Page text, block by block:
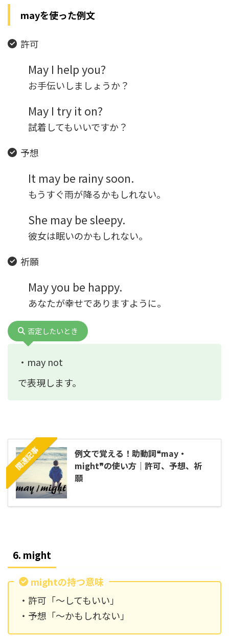
mayを使った例文
許可
May I help you?
お手伝いしましょうか？
May I try it on?
試着してもいいですか？
予想
It may be rainy soon.
もうすぐ雨が降るかもしれない。
She may be sleepy.
彼女は眠いのかもしれない。
祈願
May you be happy.
あなたが幸せでありますように。
否定したいとき
・may not
で表現します。
関連記事
例文で覚える！助動詞❝may・
might❞の使い方｜許可、予想、祈
願
6. might
mightの持つ意味
・許可「～してもいい」
・予想「～かもしれない」